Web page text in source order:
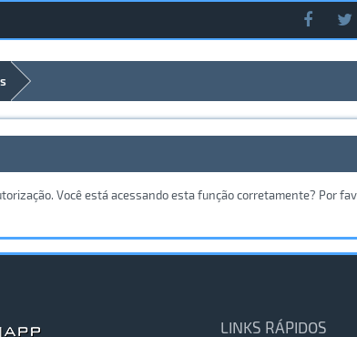
Você está acessando esta função corretamente? Por
LINKS RÁPIDOS